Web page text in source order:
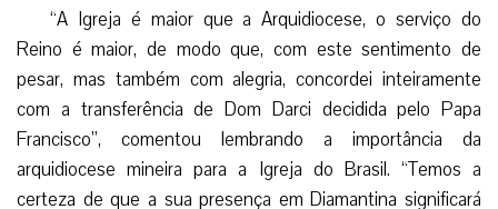
“A Igreja é maior que a Arquidiocese, o serviço do
Reino é maior, de modo que, com este sentimento de
pesar, mas também com alegria, concordei inteiramente
com a transferência de Dom Darci decidida pelo Papa
Francisco”, comentou lembrando a importância da
arquidiocese mineira para a Igreja do Brasil. “Temos a
certeza de que a sua presença em Diamantina significará